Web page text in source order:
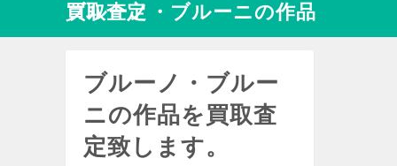
ブルーノ・ブルーニの作品買取査定
ブルーノ・ブルー
ニの作品を買取査
定致します。